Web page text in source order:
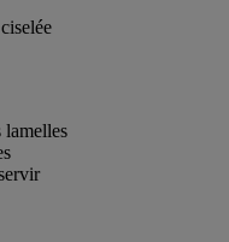
lamelles